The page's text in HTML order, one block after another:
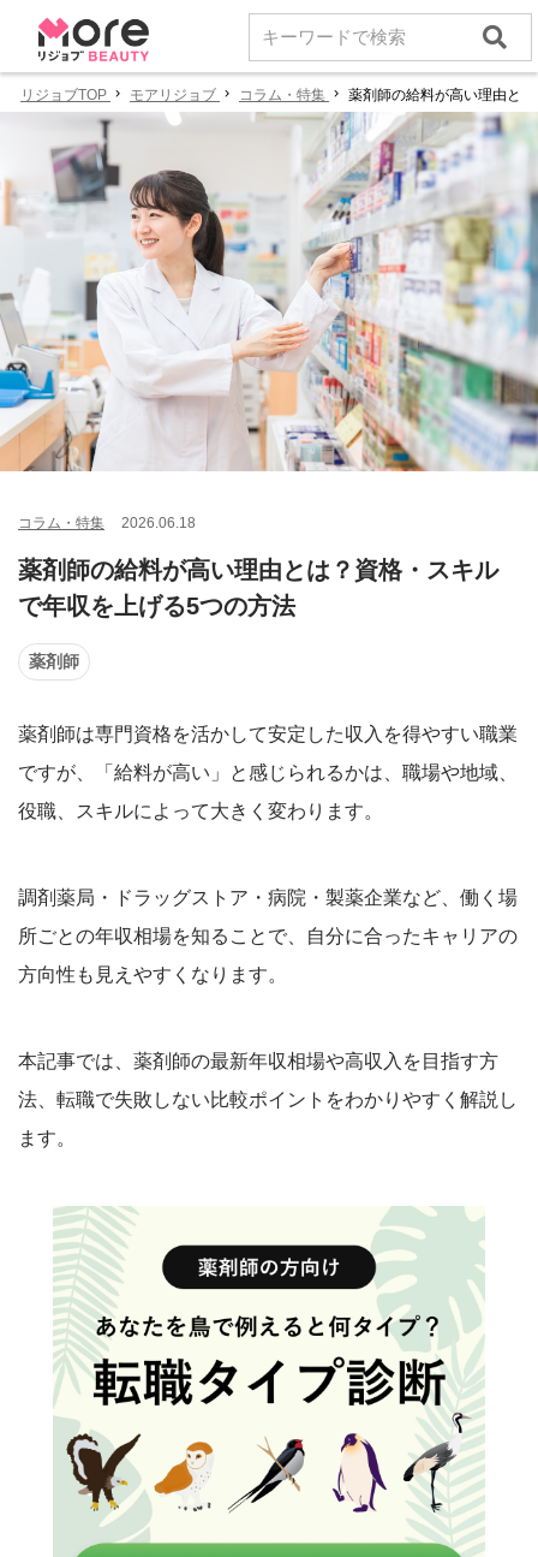
リジョブTOP モアリジョブ コラム・特集 薬剤師の給料が高い理由と
コラム・特集 2026.06.18
薬剤師の給料が高い理由とは？資格・スキル
で年収を上げる5つの方法
薬剤師
薬剤師は専門資格を活かして安定した収入を得やすい職業
ですが、「給料が高い」と感じられるかは、職場や地域、
役職、スキルによって大きく変わります。
調剤薬局・ドラッグストア・病院・製薬企業など、働く場
所ごとの年収相場を知ることで、自分に合ったキャリアの
方向性も見えやすくなります。
本記事では、薬剤師の最新年収相場や高収入を目指す方
法、転職で失敗しない比較ポイントをわかりやすく解説し
ます。